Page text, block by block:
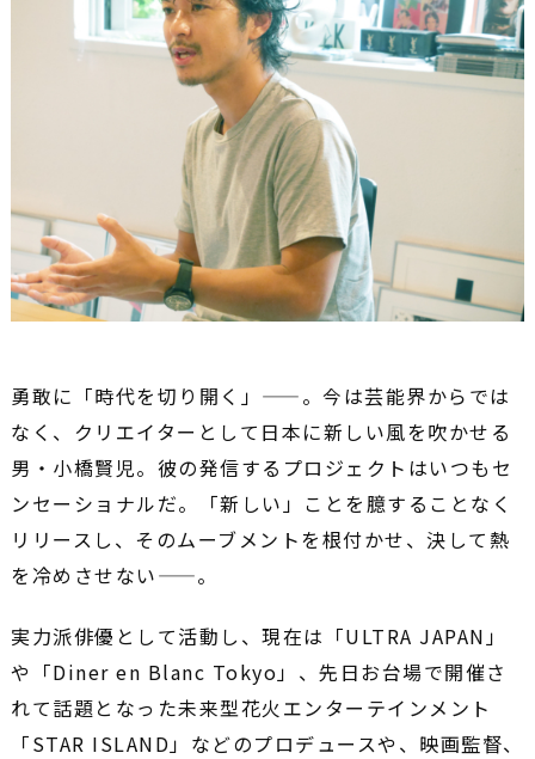
勇敢に「時代を切り開く」――。今は芸能界からでは
なく、クリエイターとして日本に新しい風を吹かせる
男・小橋賢児。彼の発信するプロジェクトはいつもセ
ンセーショナルだ。「新しい」ことを臆することなく
リリースし、そのムーブメントを根付かせ、決して熱
を冷めさせない――。
実力派俳優として活動し、現在は「ULTRA JAPAN」
や「Diner en Blanc Tokyo」、先日お台場で開催さ
れて話題となった未来型花火エンターテインメント
「STAR ISLAND」などのプロデュースや、映画監督、